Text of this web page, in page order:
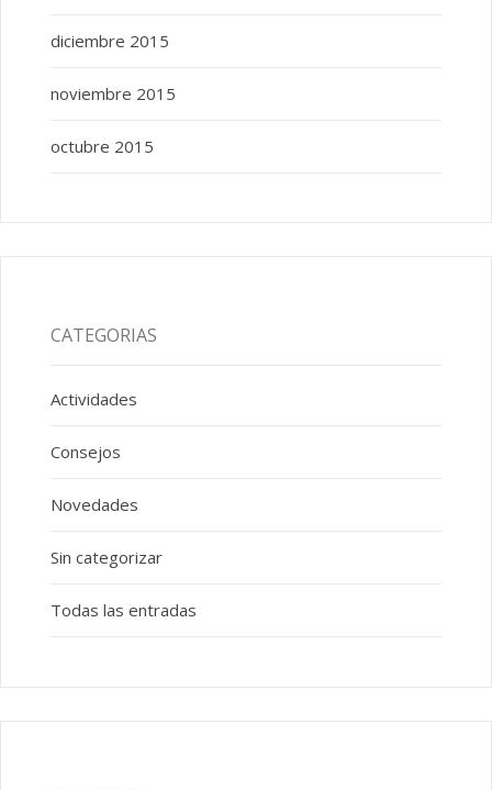
diciembre 2015
noviembre 2015
octubre 2015
CATEGORIAS
Actividades
Consejos
Novedades
Sin categorizar
Todas las entradas